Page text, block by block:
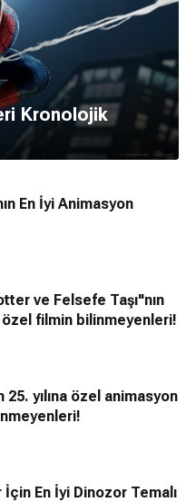
Kronolojik
En İyi Animasyon
ve Felsefe Taşı"nın
özel filmin bilinmeyenleri!
25. yılına özel animasyon
En İyi Dinozor Temalı